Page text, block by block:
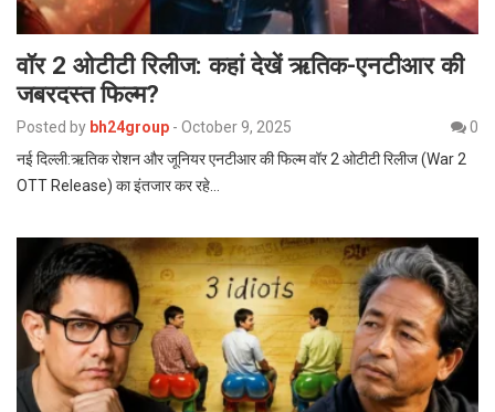
वॉर 2 ओटीटी रिलीज: कहां देखें ऋतिक-एनटीआर की
जबरदस्त फिल्म?
Posted by bh24group - October 9, 2025
0
नई दिल्ली:ऋतिक रोशन और जूनियर एनटीआर की फिल्म वॉर 2 ओटीटी रिलीज (War 2
OTT Release) का इंतजार कर रहे…